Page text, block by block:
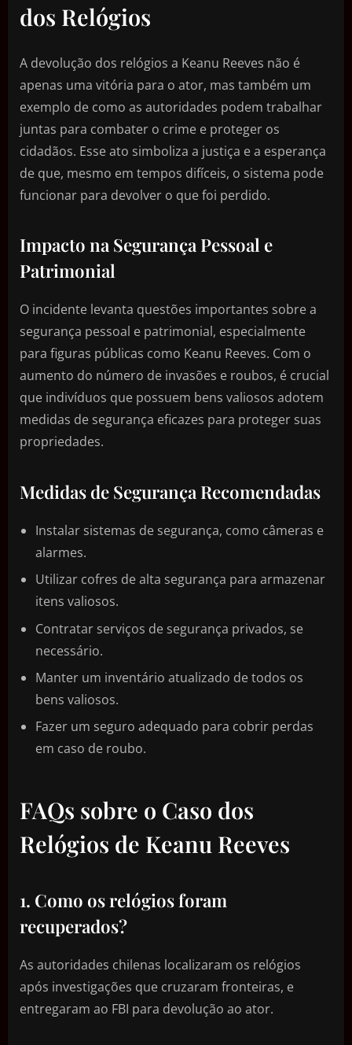
dos Relógios
A devolução dos relógios a Keanu Reeves não é
apenas uma vitória para o ator, mas também um
exemplo de como as autoridades podem trabalhar
juntas para combater o crime e proteger os
cidadãos. Esse ato simboliza a justiça e a esperança
de que, mesmo em tempos difíceis, o sistema pode
funcionar para devolver o que foi perdido.
Impacto na Segurança Pessoal e
Patrimonial
O incidente levanta questões importantes sobre a
segurança pessoal e patrimonial, especialmente
para figuras públicas como Keanu Reeves. Com o
aumento do número de invasões e roubos, é crucial
que indivíduos que possuem bens valiosos adotem
medidas de segurança eficazes para proteger suas
propriedades.
Medidas de Segurança Recomendadas
Instalar sistemas de segurança, como câmeras e
alarmes.
Utilizar cofres de alta segurança para armazenar
itens valiosos.
Contratar serviços de segurança privados, se
necessário.
Manter um inventário atualizado de todos os
bens valiosos.
Fazer um seguro adequado para cobrir perdas
em caso de roubo.
FAQs sobre o Caso dos
Relógios de Keanu Reeves
1. Como os relógios foram
recuperados?
As autoridades chilenas localizaram os relógios
após investigações que cruzaram fronteiras, e
entregaram ao FBI para devolução ao ator.